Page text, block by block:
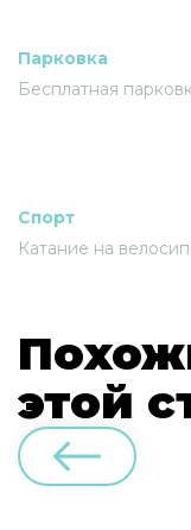
Парковка
Бесплатная
Спорт
Катание на
этой